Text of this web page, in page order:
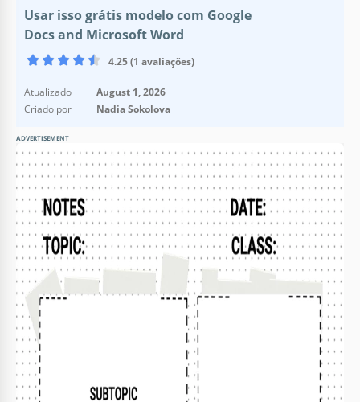
Usar isso grátis modelo com Google
Docs and Microsoft Word
4.25 (1 avaliações)
Atualizado
August 1, 2026
Criado por
Nadia Sokolova
ADVERTISEMENT